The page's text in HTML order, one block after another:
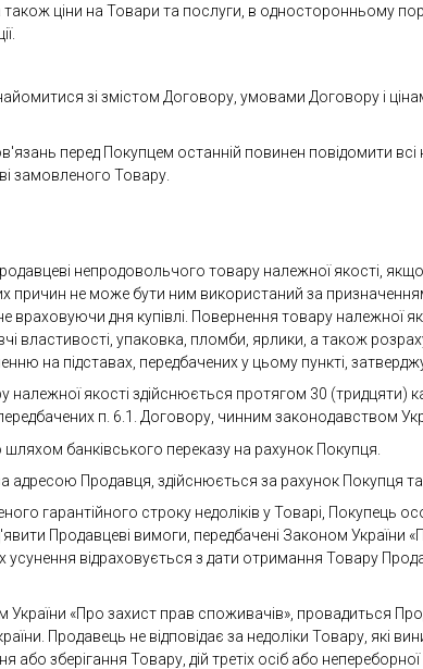
ціни на Товари та послуги, в односторонньому
зі змістом Договору, умовами Договору і
перед Покупцем останній повинен повідомити всі
замовленого Товару.
непродовольчого товару належної якості,
причин не може бути ним використаний за
враховуючи дня купівлі. Повернення товару належної
властивості, упаковка, пломби, ярлики, а також
на підставах, передбачених у цьому пункті,
належної якості здійснюється протягом 30
п. 6.1. Договору, чинним законодавством
банківського переказу на рахунок Покупця.
адресою Продавця, здійснюється за рахунок Покупця
гарантійного строку недоліків у Товарі, Покупець
Продавцеві вимоги, передбачені Законом України
усунення відраховується з дати отримання Товару
«Про захист прав споживачів», провадиться
Продавець не відповідає за недоліки Товару, які
зберігання Товару, дій третіх осіб або непереборної